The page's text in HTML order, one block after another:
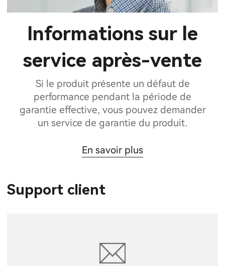
Informations sur le
service après-vente
Si le produit présente un défaut de
performance pendant la période de
garantie effective, vous pouvez demander
un service de garantie du produit.
En savoir plus
Support client